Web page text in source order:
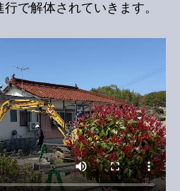
で解体されていきます。